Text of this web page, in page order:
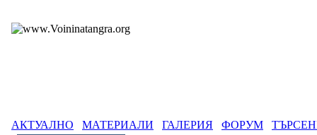
АКТУАЛНО МАТЕРИАЛИ ГАЛЕРИЯ ФОРУМ